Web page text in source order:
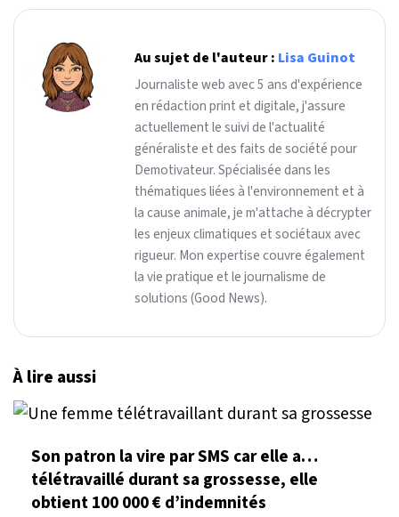
Au sujet de l'auteur : Lisa Guinot
Journaliste web avec 5 ans d'expérience
en rédaction print et digitale, j'assure
actuellement le suivi de l'actualité
généraliste et des faits de société pour
Demotivateur. Spécialisée dans les
thématiques liées à l'environnement et à
la cause animale, je m'attache à décrypter
les enjeux climatiques et sociétaux avec
rigueur. Mon expertise couvre également
la vie pratique et le journalisme de
solutions (Good News).
À lire aussi
Son patron la vire par SMS car elle a…
télétravaillé durant sa grossesse, elle
obtient 100 000 € d’indemnités